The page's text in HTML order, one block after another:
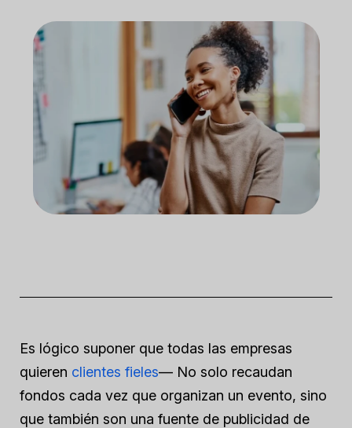
Es lógico suponer que todas las empresas
quieren clientes fieles— No solo recaudan
fondos cada vez que organizan un evento, sino
que también son una fuente de publicidad de